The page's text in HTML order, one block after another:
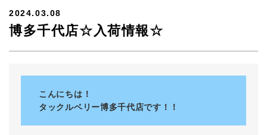
2024.03.08
博多千代店☆入荷情報☆
こんにちは！
タックルベリー博多千代店です！！